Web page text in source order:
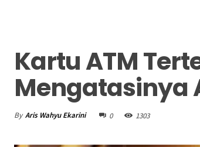
Kartu ATM
Mengatasinya
By Aris Wahyu Ekarini 0 1303